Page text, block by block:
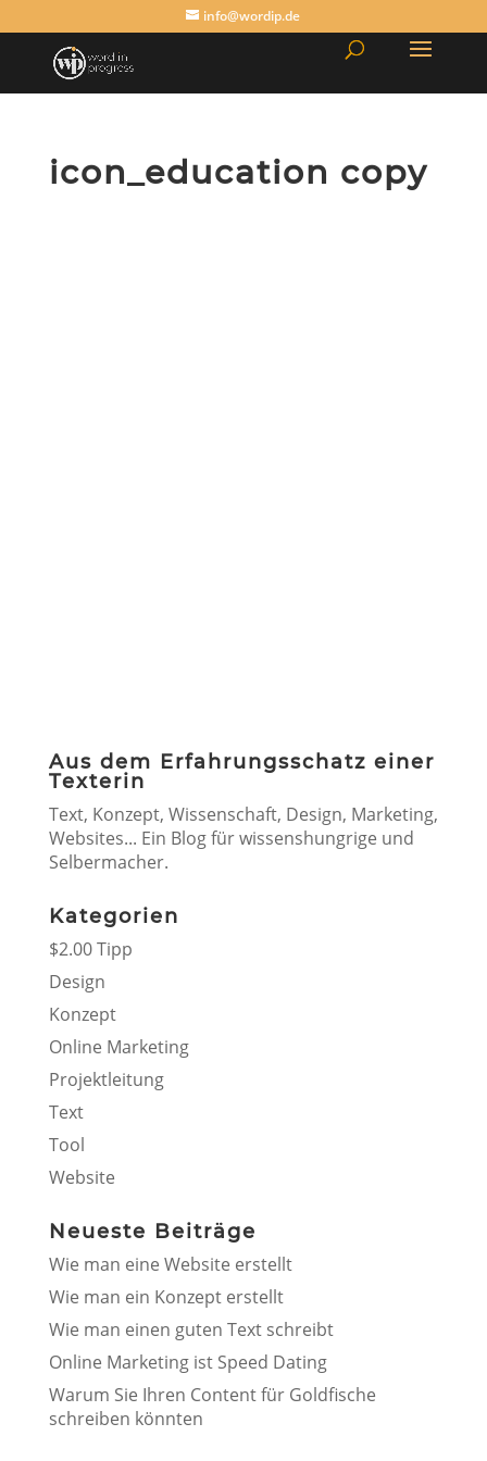
info@wordip.de
icon_education copy
Aus dem Erfahrungsschatz einer
Texterin
Text, Konzept, Wissenschaft, Design, Marketing,
Websites... Ein Blog für wissenshungrige und
Selbermacher.
Kategorien
$2.00 Tipp
Design
Konzept
Online Marketing
Projektleitung
Text
Tool
Website
Neueste Beiträge
Wie man eine Website erstellt
Wie man ein Konzept erstellt
Wie man einen guten Text schreibt
Online Marketing ist Speed Dating
Warum Sie Ihren Content für Goldfische
schreiben könnten